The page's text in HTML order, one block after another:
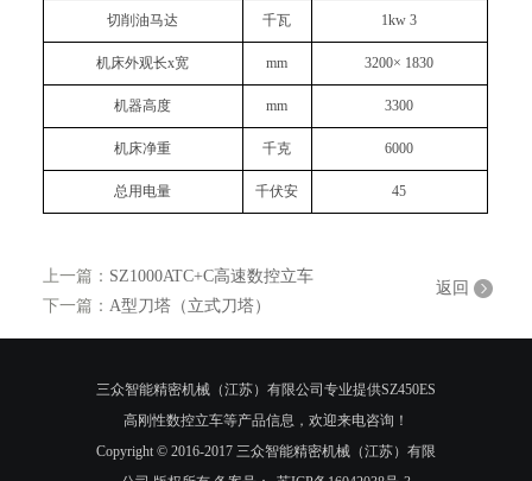
切削油马达 千瓦 1kw 3
机床外观长x宽 mm 3200× 1830
机器高度 mm 3300
机床净重 千克 6000
总用电量 千伏安 45
上一篇： SZ1000ATC+C高速数控立车
下一篇： A型刀塔（立式刀塔）
返回
三众智能精密机械（江苏）有限公司专业提供SZ450ES
高刚性数控立车等产品信息，欢迎来电咨询！
Copyright © 2016-2017 三众智能精密机械（江苏）有限